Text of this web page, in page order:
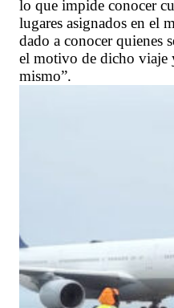
lo que impide conocer
lugares asignados en el
dado a conocer quienes
el motivo de dicho viaje
mismo”.